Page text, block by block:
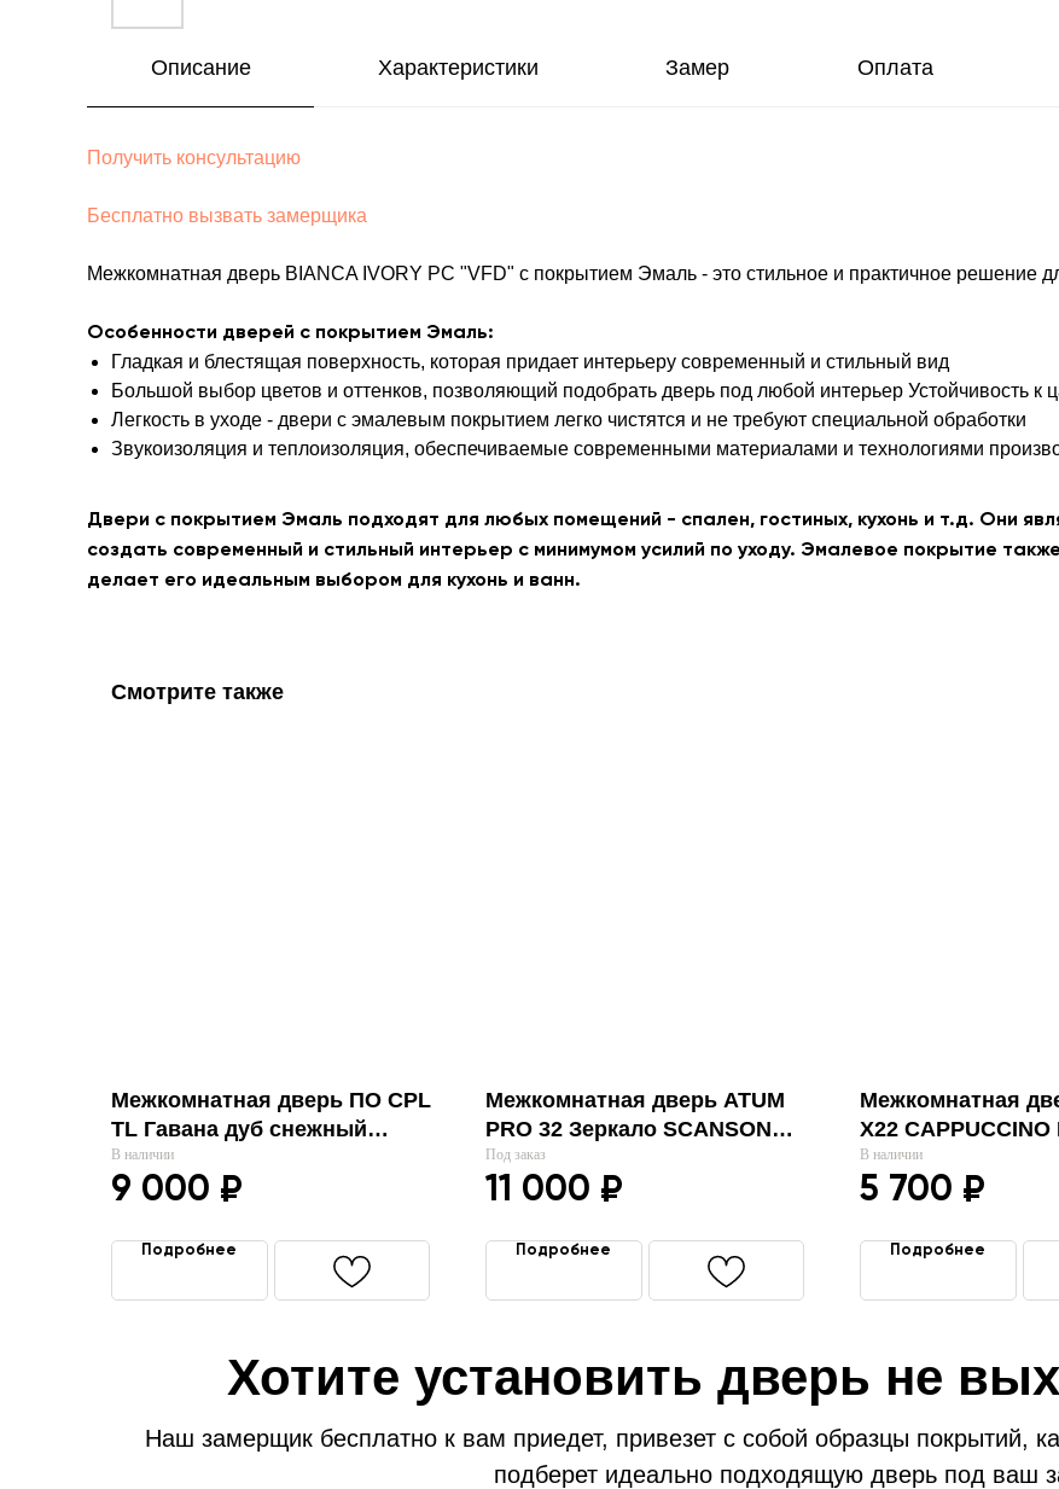
Описание Характеристики Замер Оплата
Получить консультацию
Бесплатно вызвать замерщика
Межкомнатная дверь BIANCA IVORY PC "VFD" с покрытием Эмаль - это стильное и практичное решение
Особенности дверей с покрытием Эмаль:
Гладкая и блестящая поверхность, которая придает интерьеру современный и стильный вид
Большой выбор цветов и оттенков, позволяющий подобрать дверь под любой интерьер Устойчивость
Легкость в уходе - двери с эмалевым покрытием легко чистятся и не требуют специальной обработки
Звукоизоляция и теплоизоляция, обеспечиваемые современными материалами и технологиями
Двери с покрытием Эмаль подходят для любых помещений - спален, гостиных, кухонь и т.д. Они
создать современный и стильный интерьер с минимумом усилий по уходу. Эмалевое покрытие
делает его идеальным выбором для кухонь и ванн.
Смотрите также
Межкомнатная дверь ПО CPL
TL Гавана дуб снежный
стекло черное "Альберо"
В наличии
9 000 ₽
Подробнее
Межкомнатная дверь ATUM
PRO 32 Зеркало SCANSON
OAK "VFD"
Под заказ
11 000 ₽
Подробнее
Межкомнатная
Х22 CAPPUCCINO
"VFD"
В наличии
5 700 ₽
Подробнее
Хотите установить дверь не
Наш замерщик бесплатно к вам приедет, привезет с собой образцы покрытий,
подберет идеально подходящую дверь под ваш